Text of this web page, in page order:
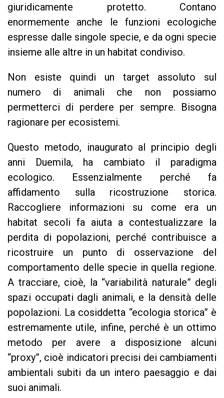
giuridicamente protetto. Contano
enormemente anche le funzioni ecologiche
espresse dalle singole specie, e da ogni specie
insieme alle altre in un habitat condiviso.
Non esiste quindi un target assoluto sul
numero di animali che non possiamo
permetterci di perdere per sempre. Bisogna
ragionare per ecosistemi.
Questo metodo, inaugurato al principio degli
anni Duemila, ha cambiato il paradigma
ecologico. Essenzialmente perché fa
affidamento sulla ricostruzione storica.
Raccogliere informazioni su come era un
habitat secoli fa aiuta a contestualizzare la
perdita di popolazioni, perché contribuisce a
ricostruire un punto di osservazione del
comportamento delle specie in quella regione.
A tracciare, cioè, la “variabilità naturale” degli
spazi occupati dagli animali, e la densità delle
popolazioni. La cosiddetta “ecologia storica” è
estremamente utile, infine, perché è un ottimo
metodo per avere a disposizione alcuni
“proxy”, cioè indicatori precisi dei cambiamenti
ambientali subiti da un intero paesaggio e dai
suoi animali.